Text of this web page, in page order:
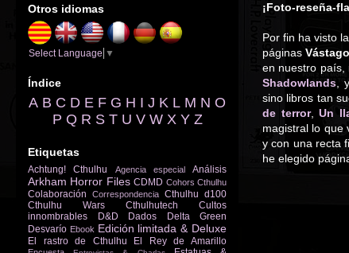
¡Foto-reseña-
Por fin ha visto
páginas
en nuestro país,
Shadowlands ,
sino libros tan
de terror,Un
magistral lo que
y con una recta
he elegido
Otros idiomas
Select Language ▼
Índice
A B C D E F G H I J K L M N O
P Q R S T U V W X Y Z
Etiquetas
Achtung! Cthulhu Agencia especial Análisis
Arkham Horror Files CDMD Cohors Cthulhu
Colaboración Correspondencia Cthulhu d100
Cthulhu Wars
Cthulhutech
Cultos
innombrables
D&D Dados
Delta Green
Desvarío Ebook Edición limitada & Deluxe
El rastro de Cthulhu El Rey de Amarillo